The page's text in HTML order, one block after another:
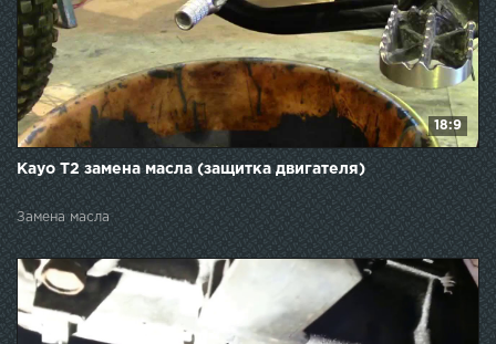
18:9
Kayo T2 замена масла (защитка двигателя)
Замена масла